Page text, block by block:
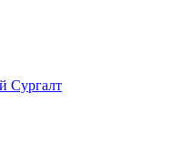
Сургалт